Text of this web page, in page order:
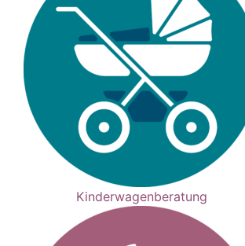
Kinderwagenberatung